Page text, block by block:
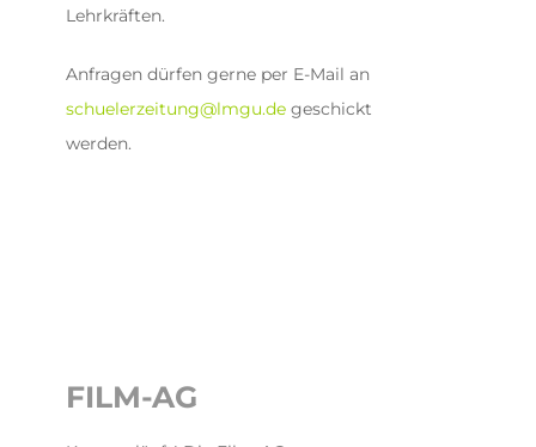
Lehrkräften.
Anfragen dürfen gerne per E-Mail an
schuelerzeitung@lmgu.de geschickt
werden.
FILM-AG